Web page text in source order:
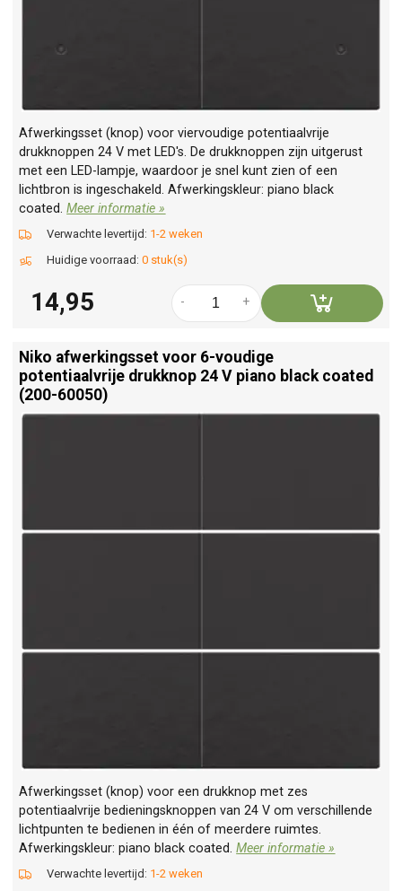
Afwerkingsset (knop) voor viervoudige potentiaalvrije
drukknoppen 24 V met LED's. De drukknoppen zijn uitgerust
met een LED-lampje, waardoor je snel kunt zien of een
lichtbron is ingeschakeld. Afwerkingskleur: piano black
coated.Meer informatie »
Verwachte levertijd: 1-2 weken
Huidige voorraad: 0 stuk(s)
14,95 +
-
Niko afwerkingsset voor 6-voudige
potentiaalvrije drukknop 24 V piano black coated
(200-60050)
Afwerkingsset (knop) voor een drukknop met zes
potentiaalvrije bedieningsknoppen van 24 V om verschillende
lichtpunten te bedienen in één of meerdere ruimtes.
Afwerkingskleur: piano black coated.Meer informatie »
Verwachte levertijd: 1-2 weken